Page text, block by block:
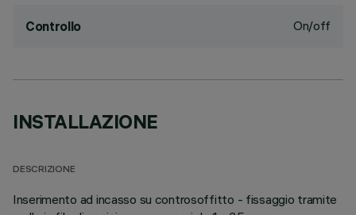
Controllo On/off
INSTALLAZIONE
DESCRIZIONE
Inserimento ad incasso su controsoffitto - fissaggio tramite